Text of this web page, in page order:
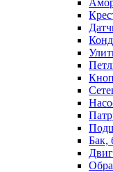
Бак,